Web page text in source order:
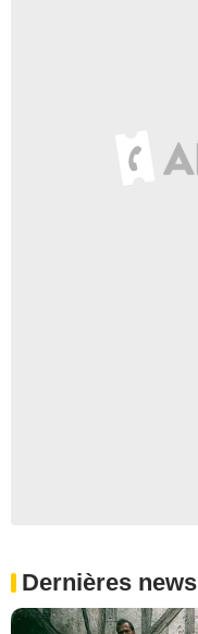
Dernières news